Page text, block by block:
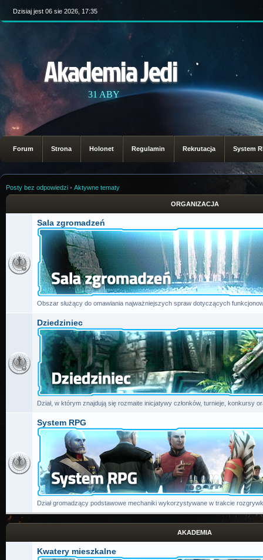
Dzisiaj jest 06 sie 2026, 17:35
Akademia Jedi
31 ABY
Forum Strona Holonet Regulamin Rekrutacja System
Posty bez odpowiedzi • Aktywne tematy
ORGANIZACJA
Sala zgromadzeń
Obszar służący do omawiania najważniejszych spraw dotyczących
Dziedziniec
Dział, w którym znajdują się rozmaite inicjatywy członków, turnieje, konkursy
System RPG
Dział gromadzący podstawowe mechaniki wykorzystywane w trakcie
AKADEMIA
Kwatery mieszkalne